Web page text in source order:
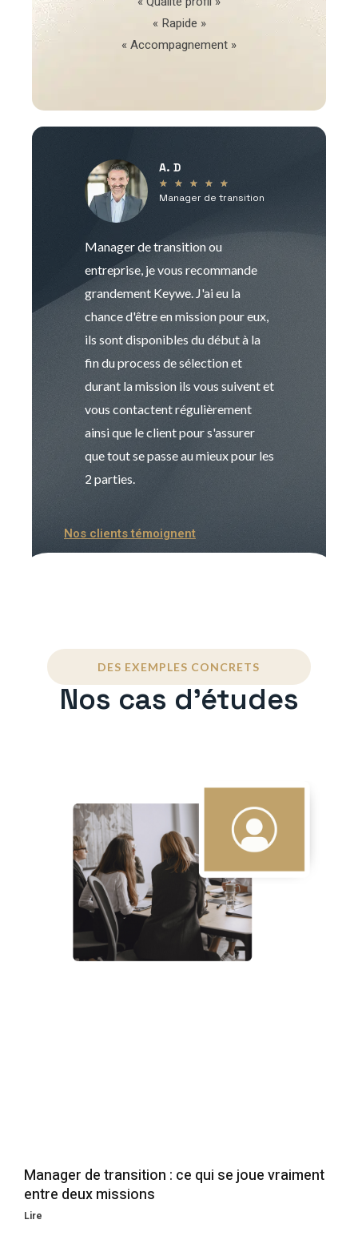
« Rapide »
« Accompagnement »
A. D
★ ★ ★ ★ ★
Manager de transition
Manager de transition ou
entreprise, je vous recommande
grandement Keywe. J'ai eu la
chance d'être en mission pour eux,
ils sont disponibles du début à la
fin du process de sélection et
durant la mission ils vous suivent et
vous contactent régulièrement
ainsi que le client pour s'assurer
que tout se passe au mieux pour les
2 parties.
Nos clients témoignent
DES EXEMPLES CONCRETS
Nos cas d'études
Manager de transition : ce qui se joue vraiment
entre deux missions
Lire